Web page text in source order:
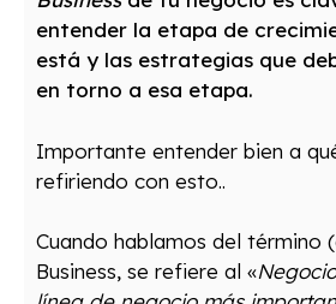
entender la etapa de
está y las estrategias que
en torno a esa etapa.
Importante entender bien a
refiriendo con esto..
Cuando hablamos del término
Business, se refiere al «